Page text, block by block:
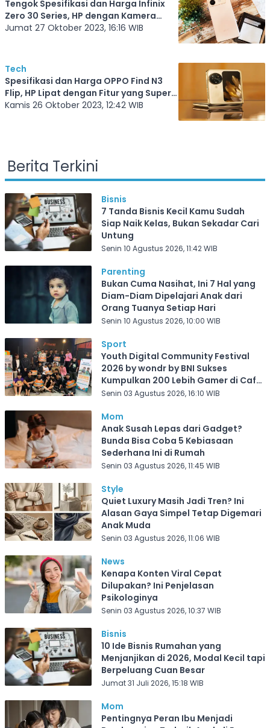
Tengok Spesifikasi dan Harga Infinix
Zero 30 Series, HP dengan Kamera
Depan 50 MP
Jumat 27 Oktober 2023, 16:16 WIB
Tech
Spesifikasi dan Harga OPPO Find N3
Flip, HP Lipat dengan Fitur yang Super
Keren
Kamis 26 Oktober 2023, 12:42 WIB
Berita Terkini
Bisnis
7 Tanda Bisnis Kecil Kamu Sudah
Siap Naik Kelas, Bukan Sekadar Cari
Untung
Senin 10 Agustus 2026, 11:42 WIB
Parenting
Bukan Cuma Nasihat, Ini 7 Hal yang
Diam-Diam Dipelajari Anak dari
Orang Tuanya Setiap Hari
Senin 10 Agustus 2026, 10:00 WIB
Sport
Youth Digital Community Festival
2026 by wondr by BNI Sukses
Kumpulkan 200 Lebih Gamer di Cafe
Frekuensi Depok
Senin 03 Agustus 2026, 16:10 WIB
Mom
Anak Susah Lepas dari Gadget?
Bunda Bisa Coba 5 Kebiasaan
Sederhana Ini di Rumah
Senin 03 Agustus 2026, 11:45 WIB
Style
Quiet Luxury Masih Jadi Tren? Ini
Alasan Gaya Simpel Tetap Digemari
Anak Muda
Senin 03 Agustus 2026, 11:06 WIB
News
Kenapa Konten Viral Cepat
Dilupakan? Ini Penjelasan
Psikologinya
Senin 03 Agustus 2026, 10:37 WIB
Bisnis
10 Ide Bisnis Rumahan yang
Menjanjikan di 2026, Modal Kecil tapi
Berpeluang Cuan Besar
Jumat 31 Juli 2026, 15:18 WIB
Mom
Pentingnya Peran Ibu Menjadi